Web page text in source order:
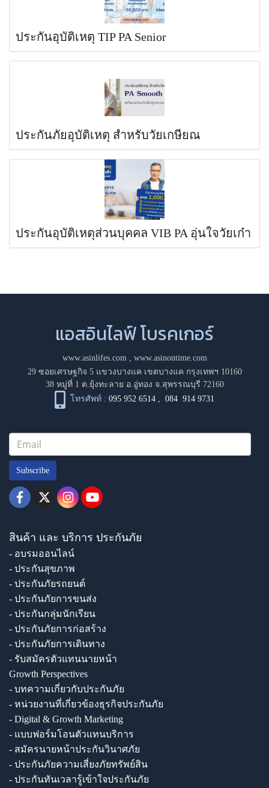
ประกันอุบัติเหตุ TIP PA Senior
ประกันภัยอุบัติเหตุ สำหรับวัยเกษียณ
ประกันอุบัติเหตุส่วนบุคคล VIB PA อุ่นใจวัยเก๋า
แอสอินไลฟ์ โบรคเกอร์
www.asinlifes.com, www.asinontime.com
29 ซอยเศรษฐกิจ 5 แขวงบางแค เขตบางแค กรุงเทพฯ 10160
38 หมู่ที่ 1 ต.ยุ้งทะลาย อ.อู่ทอง จ.สุพรรณบุรี 72160
โทรศัพท์ : 095 952 6514 ,084 914 9731
Subscribe
สินค้า และ บริการ ประกันภัย
- อบรมออนไลน์
- ประกันสุขภาพ
- ประกันภัยรถยนต์
- ประกันภัยการขนส่ง
- ประกันกลุ่มนักเรียน
- ประกันภัยการก่อสร้าง
- ประกันภัยการเดินทาง
- รับสมัครตัวแทนนายหน้า
Growth Perspectives
- บทความเกี่ยวกับประกันภัย
- หน่วยงานที่เกี่ยวข้องธุรกิจประกันภัย
- Digital & Growth Marketing
- แบบฟอร์มโอนตัวแทนบริการ
- สมัครนายหน้าประกันวินาศภัย
- ประกันภัยความเสี่ยงภัยทรัพย์สิน
- ประกันทันเวลารู้เข้าใจประกันภัย